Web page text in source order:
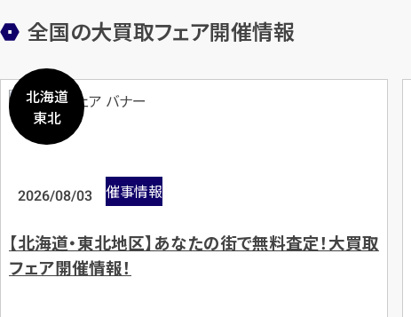
全国の大買取フェア開催情報
北海道
東北
2026/08/03 催事情報
【北海道・東北地区】あなたの街で無料査定！大買取
フェア開催情報！